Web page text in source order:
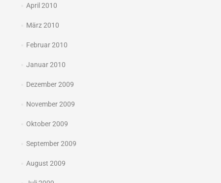
April 2010
März 2010
Februar 2010
Januar 2010
Dezember 2009
November 2009
Oktober 2009
September 2009
August 2009